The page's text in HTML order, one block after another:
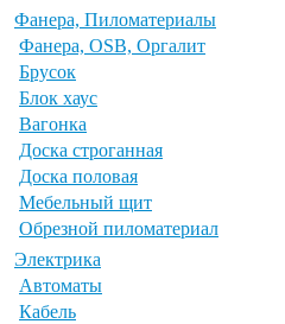
Фанера, Пиломатериалы
Фанера, OSB, Оргалит
Брусок
Блок хаус
Вагонка
Доска строганная
Доска половая
Мебельный щит
Обрезной пиломатериал
Электрика
Автоматы
Кабель